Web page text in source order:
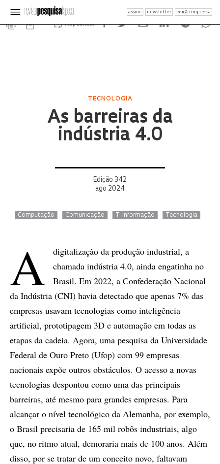
assine newsletter edição impressa
Republicar
TECNOLOGIA
As barreiras da
indústria 4.0
Edição 342
ago 2024
Computação Comunicação T. Informação Tecnologia
A
digitalização da produção industrial, a
chamada indústria 4.0, ainda engatinha no
Brasil. Em 2022, a Confederação Nacional
da Indústria (CNI) havia detectado que apenas 7% das
empresas usavam tecnologias como inteligência
artificial, prototipagem 3D e automação em todas as
etapas da cadeia. Agora, uma pesquisa da Universidade
Federal de Ouro Preto (Ufop) com 99 empresas
nacionais expõe outros obstáculos. O acesso a novas
tecnologias despontou como uma das principais
barreiras, até mesmo para grandes empresas. Para
alcançar o nível tecnológico da Alemanha, por exemplo,
o Brasil precisaria de 165 mil robôs industriais, algo
que, no ritmo atual, demoraria mais de 100 anos. Além
disso, por se tratar de um conceito novo, faltavam